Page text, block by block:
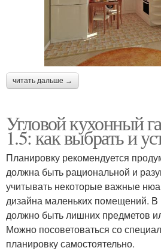
читать дальше →
Угловой кухонный
1.5: как выбрать и
Планировку рекомендуется
должна быть рациональной и
учитывать некоторые важные
дизайна маленьких помещений. В
должно быть лишних предметов
Можно посоветоваться со
планировку самостоятельно.